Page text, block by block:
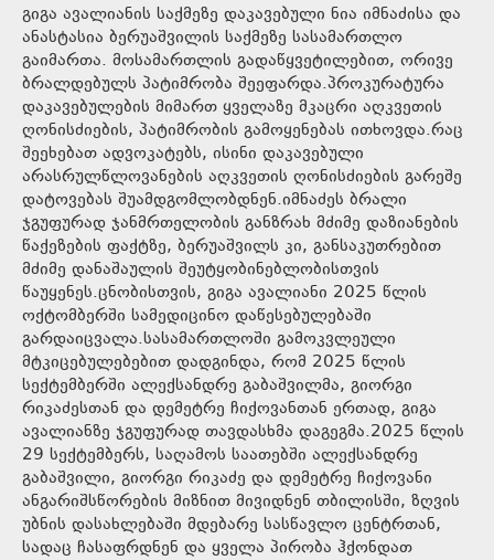
გიგა ავალიანის საქმეზე დაკავებული ნია იმნაძისა და
ანასტასია ბერუაშვილის საქმეზე სასამართლო
გაიმართა. მოსამართლის გადაწყვეტილებით, ორივე
ბრალდებულს პატიმრობა შეეფარდა.პროკურატურა
დაკავებულების მიმართ ყველაზე მკაცრი აღკვეთის
ღონისძიების, პატიმრობის გამოყენებას ითხოვდა.რაც
შეეხებათ ადვოკატებს, ისინი დაკავებული
არასრულწლოვანების აღკვეთის ღონისძიების გარეშე
დატოვებას შუამდგომლობდნენ.იმნაძეს ბრალი
ჯგუფურად ჯანმრთელობის განზრახ მძიმე დაზიანების
წაქეზების ფაქტზე, ბერუაშვილს კი, განსაკუთრებით
მძიმე დანაშაულის შეუტყობინებლობისთვის
წაუყენეს.ცნობისთვის, გიგა ავალიანი 2025 წლის
ოქტომბერში სამედიცინო დაწესებულებაში
გარდაიცვალა.სასამართლოში გამოკვლეული
მტკიცებულებებით დადგინდა, რომ 2025 წლის
სექტემბერში ალექსანდრე გაბაშვილმა, გიორგი
რიკაძესთან და დემეტრე ჩიქოვანთან ერთად, გიგა
ავალიანზე ჯგუფურად თავდასხმა დაგეგმა.2025 წლის
29 სექტემბერს, საღამოს საათებში ალექსანდრე
გაბაშვილი, გიორგი რიკაძე და დემეტრე ჩიქოვანი
ანგარიშსწორების მიზნით მივიდნენ თბილისში, ზღვის
უბნის დასახლებაში მდებარე სასწავლო ცენტრთან,
სადაც ჩასაფრდნენ და ყველა პირობა ჰქონდათ